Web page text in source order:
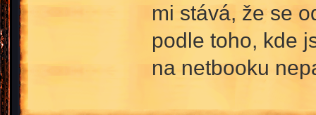
mi stává, že se
podle toho, kde
na netbooku